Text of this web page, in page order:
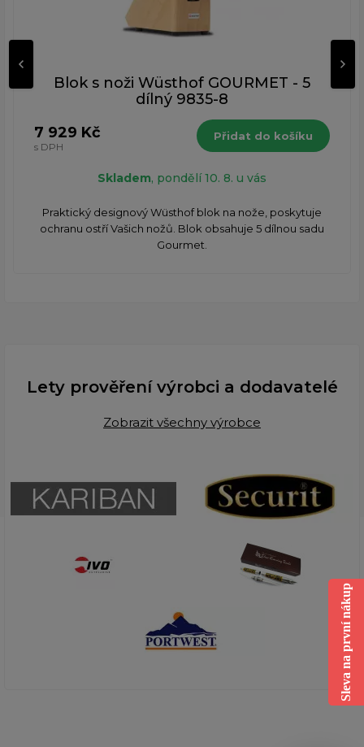
Blok s noži Wüsthof GOURMET - 5
dílný 9835-8
7 929 Kč
s DPH
Přidat do košíku
Skladem, pondělí 10. 8. u vás
Praktický designový Wüsthof blok na nože, poskytuje
ochranu ostří Vašich nožů. Blok obsahuje 5 dílnou sadu
Gourmet.
Lety prověření výrobci a dodavatelé
Zobrazit všechny výrobce
Sleva na první nákup